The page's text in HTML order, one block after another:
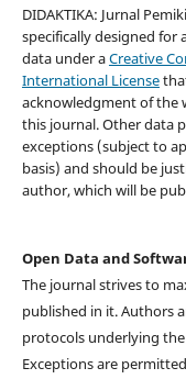
DIDAKTIKA: Jurnal
specifically designed
data under aCreative
International License
acknowledgment of the
this journal. Other data
exceptions (subject to
basis) and should be
author, which will be
Open Data and
The journal strives to
published in it. Authors
protocols underlying
Exceptions are